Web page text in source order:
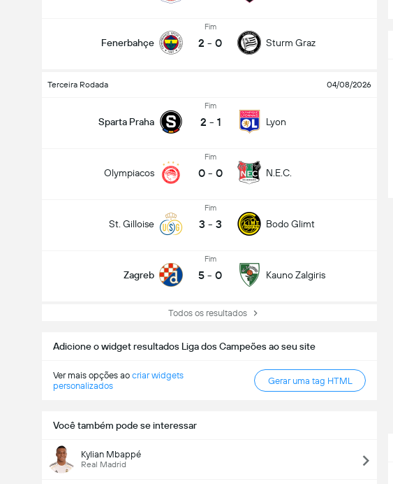
Fenerbahçe
Fim
2 - 0 Sturm Graz
Terceira Rodada 04/08/2026
Sparta Praha
Fim
2 - 1 Lyon
Olympiacos
Fim
0 - 0 N.E.C.
St. Gilloise
Fim
3 - 3 Bodo Glimt
Zagreb
Fim
5 - 0 Kauno Zalgiris
Todos os resultados
Adicione o widget resultados Liga dos Campeões ao seu site
Ver mais opções ao criar widgets
personalizados
Gerar uma tag HTML
Você também pode se interessar
Kylian Mbappé
Real Madrid